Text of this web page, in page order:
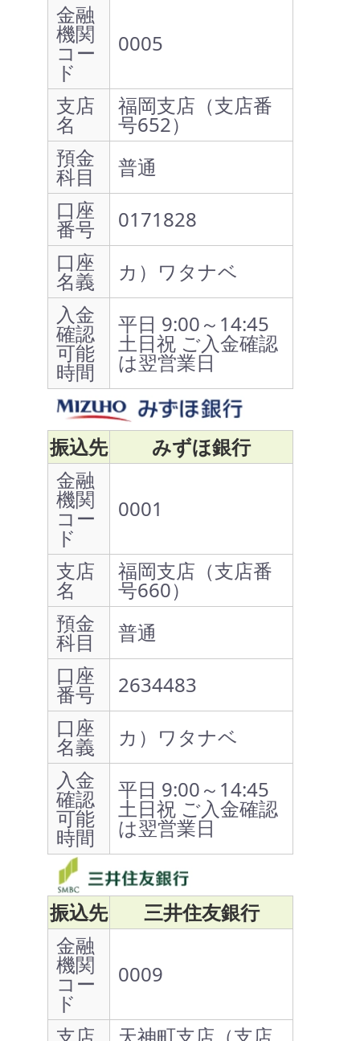
金融
機関
コー
ド
0005
支店
名
福岡支店（支店番
号652）
預金
科目
普通
口座
番号
0171828
口座
名義
カ）ワタナベ
入金
確認
可能
時間
平日 9:00～14:45
土日祝 ご入金確認
は翌営業日
振込先
みずほ銀行
金融
機関
コー
ド
0001
支店
名
福岡支店（支店番
号660）
預金
科目
普通
口座
番号
2634483
口座
名義
カ）ワタナベ
入金
確認
可能
時間
平日 9:00～14:45
土日祝 ご入金確認
は翌営業日
振込先
三井住友銀行
金融
機関
コー
ド
0009